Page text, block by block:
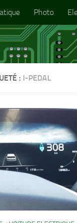
Photo
: I-PEDAL